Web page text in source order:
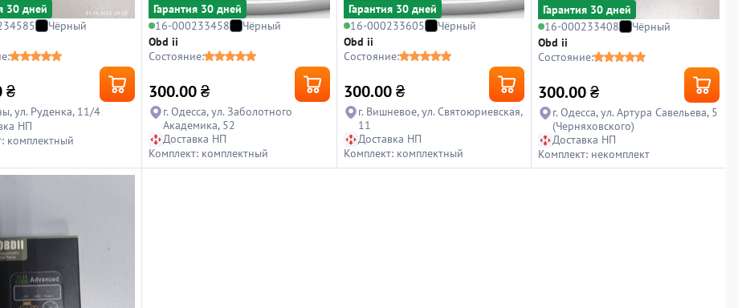
30 дней
Чёрный
₴
ул. Руденка, 11/4
НП
комплектный
Гарантия 30 дней
16-000233458
Чёрный
Obd ii
Состояние:
300.00 ₴
г. Одесса, ул. Заболотного
Академика, 52
Доставка НП
Комплект: комплектный
Гарантия 30 дней
16-000233605
Чёрный
Obd ii
Состояние:
300.00 ₴
г. Вишневое, ул. Святоюриевская,
11
Доставка НП
Комплект: комплектный
Гарантия 30 дней
16-000233408
Чёрный
Obd ii
Состояние:
300.00 ₴
г. Одесса, ул. Артура Савельева, 5
(Черняховского)
Доставка НП
Комплект: некомплект